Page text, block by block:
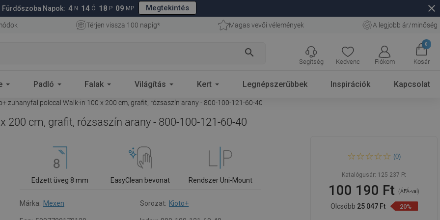
Fürdőszoba Napok: 4 N 14 Ó 18 P 08 MP Megtekintés close
Térjen vissza 100 napig* Magas vevői vélemények A legjobb ár/minőség
search
Kedvenc Fiókom
0
Kosár
Segítség
Padló Falak Világítás Kert Legnépszerűbbek Inspirációk Kapcsolat
zuhanyfal polccal Walk-in 100 x 200 cm, grafit, rózsaszín arany - 800-100-121-60-40
cm, grafit, rózsaszín arany - 800-100-121-60-40
Edzett üveg 8 mm EasyClean bevonat Rendszer Uni-Mount
Márka: Mexen Sorozat: Kioto+
polccal Walk-in 100 x 200 cm,
100-121-60-40
(0)
Katalógusár: 125 237 Ft
100 190 Ft(ÁFÁ-val)
Olcsóbb 25 047 Ft 20%